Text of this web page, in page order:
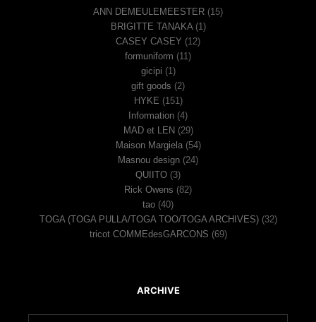
ANN DEMEULEMEESTER (15)
BRIGITTE TANAKA(1)
CASEY CASEY (12)
formuniform (11)
gicipi (1)
gift goods (2)
HYKE (151)
Information (4)
MAD et LEN (29)
Maison Margiela(54)
Masnou design (24)
QUIITO (3)
Rick Owens (82)
tao (40)
TOGA (TOGA PULLA/TOGA TOO/TOGA ARCHIVES)(32)
tricot COMMEdesGARCONS (69)
ARCHIVE